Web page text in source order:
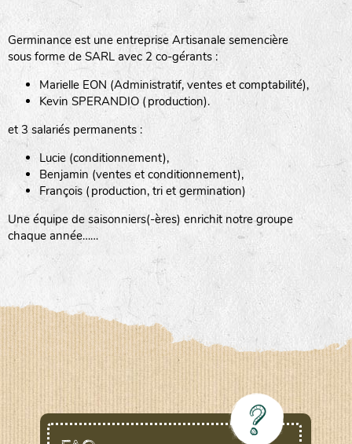
Germinance est une entreprise Artisanale semencière
sous forme de SARL avec 2 co-gérants :
Marielle EON (Administratif, ventes et comptabilité),
Kevin SPERANDIO (production).
et 3 salariés permanents :
Lucie (conditionnement),
Benjamin (ventes et conditionnement),
François (production, tri et germination)
Une équipe de saisonniers(-ères) enrichit notre groupe
chaque année……